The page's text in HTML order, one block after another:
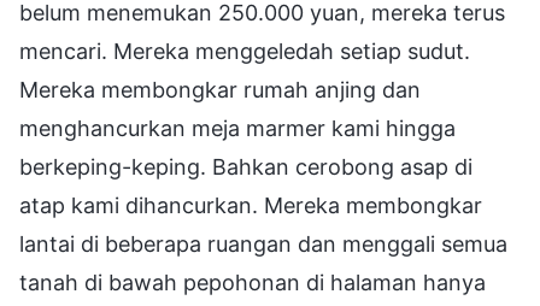
belum menemukan 250.000 yuan, mereka terus
mencari. Mereka menggeledah setiap sudut.
Mereka membongkar rumah anjing dan
menghancurkan meja marmer kami hingga
berkeping-keping. Bahkan cerobong asap di
atap kami dihancurkan. Mereka membongkar
lantai di beberapa ruangan dan menggali semua
tanah di bawah pepohonan di halaman hanya